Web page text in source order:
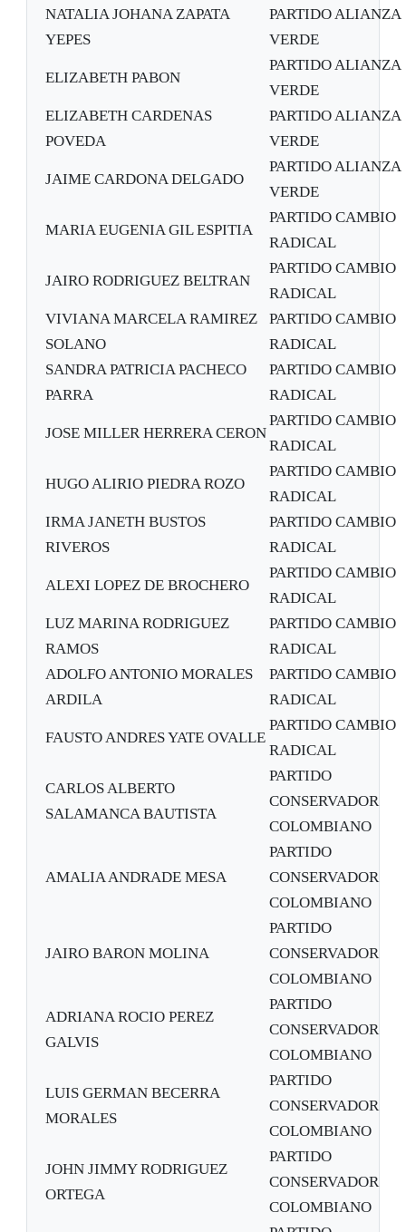
NATALIA JOHANA ZAPATA
YEPES
PARTIDO ALIANZA
VERDE
ELIZABETH PABON
PARTIDO ALIANZA
VERDE
ELIZABETH CARDENAS
POVEDA
PARTIDO ALIANZA
VERDE
JAIME CARDONA DELGADO
PARTIDO ALIANZA
VERDE
MARIA EUGENIA GIL ESPITIA
PARTIDO CAMBIO
RADICAL
JAIRO RODRIGUEZ BELTRAN
PARTIDO CAMBIO
RADICAL
VIVIANA MARCELA RAMIREZ
SOLANO
PARTIDO CAMBIO
RADICAL
SANDRA PATRICIA PACHECO
PARRA
PARTIDO CAMBIO
RADICAL
JOSE MILLER HERRERA CERON
PARTIDO CAMBIO
RADICAL
HUGO ALIRIO PIEDRA ROZO
PARTIDO CAMBIO
RADICAL
IRMA JANETH BUSTOS
RIVEROS
PARTIDO CAMBIO
RADICAL
ALEXI LOPEZ DE BROCHERO
PARTIDO CAMBIO
RADICAL
LUZ MARINA RODRIGUEZ
RAMOS
PARTIDO CAMBIO
RADICAL
ADOLFO ANTONIO MORALES
ARDILA
PARTIDO CAMBIO
RADICAL
FAUSTO ANDRES YATE OVALLE
PARTIDO CAMBIO
RADICAL
CARLOS ALBERTO
SALAMANCA BAUTISTA
PARTIDO
CONSERVADOR
COLOMBIANO
AMALIA ANDRADE MESA
PARTIDO
CONSERVADOR
COLOMBIANO
JAIRO BARON MOLINA
PARTIDO
CONSERVADOR
COLOMBIANO
ADRIANA ROCIO PEREZ
GALVIS
PARTIDO
CONSERVADOR
COLOMBIANO
LUIS GERMAN BECERRA
MORALES
PARTIDO
CONSERVADOR
COLOMBIANO
JOHN JIMMY RODRIGUEZ
ORTEGA
PARTIDO
CONSERVADOR
COLOMBIANO